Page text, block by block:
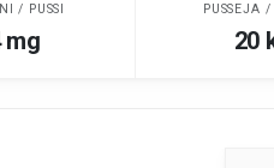
/ PUSSI
mg
PUSSEJA
20